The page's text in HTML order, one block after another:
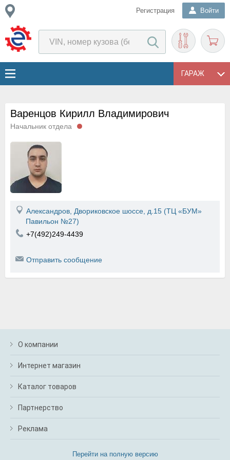
Регистрация Войти
ГАРАЖ
Варенцов Кирилл Владимирович
Начальник отдела
Александров, Двориковское шоссе, д.15 (ТЦ «БУМ»
Павильон №27)
+7(492)249-4439
Отправить сообщение
О компании
Интернет магазин
Каталог товаров
Партнерство
Реклама
Перейти на полную версию